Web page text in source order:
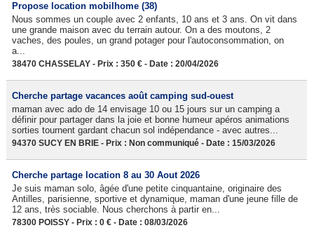
Propose location mobilhome (38)
Nous sommes un couple avec 2 enfants, 10 ans et 3 ans. On vit dans
une grande maison avec du terrain autour. On a des moutons, 2
vaches, des poules, un grand potager pour l'autoconsommation, on
a...
38470 CHASSELAY - Prix : 350 € - Date : 20/04/2026
Cherche partage vacances août camping sud-ouest
maman avec ado de 14 envisage 10 ou 15 jours sur un camping a
définir pour partager dans la joie et bonne humeur apéros animations
sorties tournent gardant chacun sol indépendance - avec autres...
94370 SUCY EN BRIE - Prix : Non communiqué - Date : 15/03/2026
Cherche partage location 8 au 30 Aout 2026
Je suis maman solo, âgée d'une petite cinquantaine, originaire des
Antilles, parisienne, sportive et dynamique, maman d'une jeune fille de
12 ans, très sociable. Nous cherchons à partir en...
78300 POISSY - Prix : 0 € - Date : 08/03/2026